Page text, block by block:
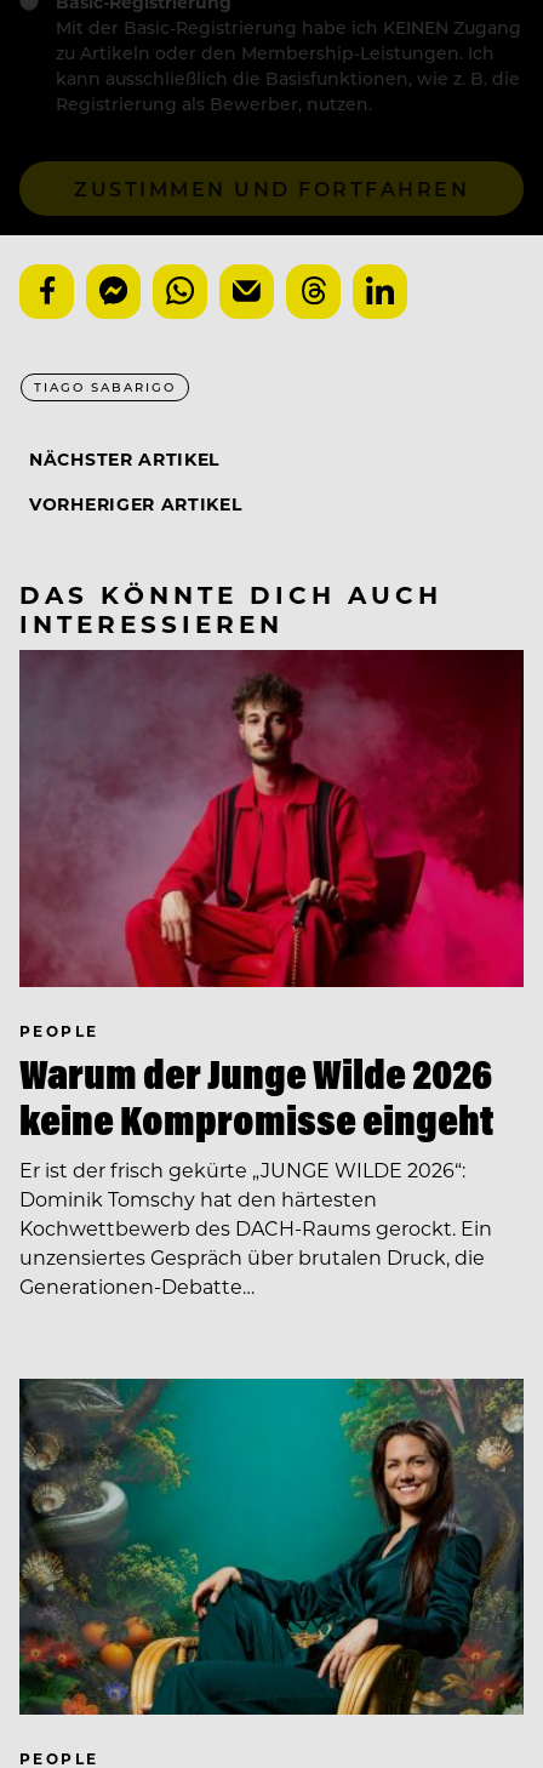
Mit der Basic-Registrierung habe ich KEINEN Zugang
zu Artikeln oder den Membership-Leistungen. Ich
kann ausschließlich die Basisfunktionen, wie z. B. die
Registrierung als Bewerber, nutzen.
ZUSTIMMEN UND FORTFAHREN
TIAGO SABARIGO
NÄCHSTER ARTIKEL
VORHERIGER ARTIKEL
DAS KÖNNTE DICH AUCH
INTERESSIEREN
PEOPLE
Warum der Junge Wilde 2026
keine Kompromisse eingeht
Er ist der frisch gekürte „JUNGE WILDE 2026“:
Dominik Tomschy hat den härtesten
Kochwettbewerb des DACH-Raums gerockt. Ein
unzensiertes Gespräch über brutalen Druck, die
Generationen-Debatte…
PEOPLE